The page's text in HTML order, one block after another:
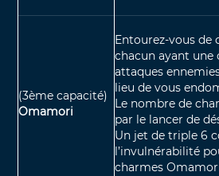
(3ème capacité)
Omamori
Entourez-vous de
chacun ayant une
attaques
lieu de vous
Le nombre de
par le lancer de
Un jet de triple 6
l’invulnérabilité
charmes